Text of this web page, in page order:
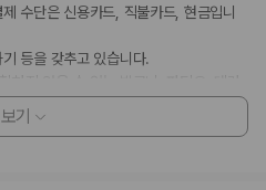
수단은 신용카드, 직불카드, 현금입니
등을 갖추고 있습니다.
이 부분이 염려되시면 도착 전에 숙박 시
할 수 있는지 확인하시기 바랍니다.
기